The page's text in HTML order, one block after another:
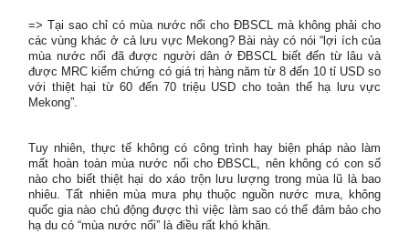
=> Tại sao chỉ có mùa nước nổi cho ĐBSCL mà không phải cho
các vùng khác ở cả lưu vực Mekong? Bài này có nói “lợi ích của
mùa nước nổi đã được người dân ở ĐBSCL biết đến từ lâu và
được MRC kiểm chứng có giá trị hàng năm từ 8 đến 10 tỉ USD so
với thiệt hại từ 60 đến 70 triệu USD cho toàn thể hạ lưu vực
Mekong”.
Tuy nhiên, thực tế không có công trình hay biện pháp nào làm
mất hoàn toàn mùa nước nổi cho ĐBSCL, nên không có con số
nào cho biết thiệt hại do xáo trộn lưu lượng trong mùa lũ là bao
nhiêu. Tất nhiên mùa mưa phụ thuộc nguồn nước mưa, không
quốc gia nào chủ động được thì việc làm sao có thể đảm bảo cho
hạ du có “mùa nước nổi” là điều rất khó khăn.